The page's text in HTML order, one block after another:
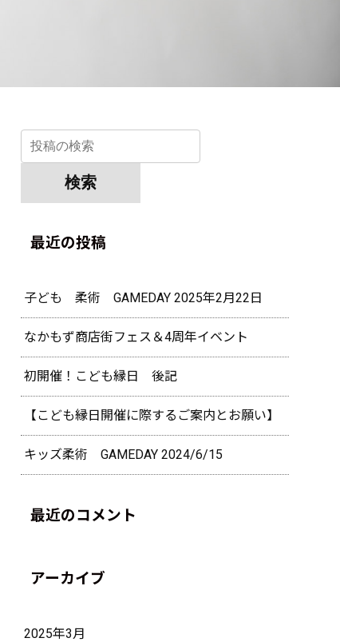
最近の投稿
子ども 柔術 GAMEDAY 2025年2月22日
なかもず商店街フェス＆4周年イベント
初開催！こども縁日 後記
【こども縁日開催に際するご案内とお願い】
キッズ柔術 GAMEDAY 2024/6/15
最近のコメント
アーカイブ
2025年3月